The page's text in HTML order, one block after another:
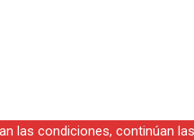
las condiciones, continúan